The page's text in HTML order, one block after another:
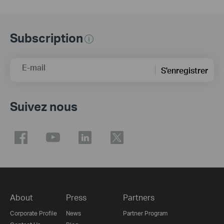
Subscription
E-mail S'enregistrer
Suivez nous
About
Corporate Profile
Press
News
Partners
Partner Program